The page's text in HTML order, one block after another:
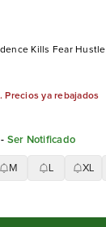
Kills Fear Hustle
Precios ya rebajados
- Ser Notificado
M XL